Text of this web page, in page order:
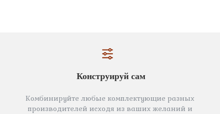
Конструируй сам
Комбинируйте любые комплектующие разных
производителей исходя из ваших желаний и